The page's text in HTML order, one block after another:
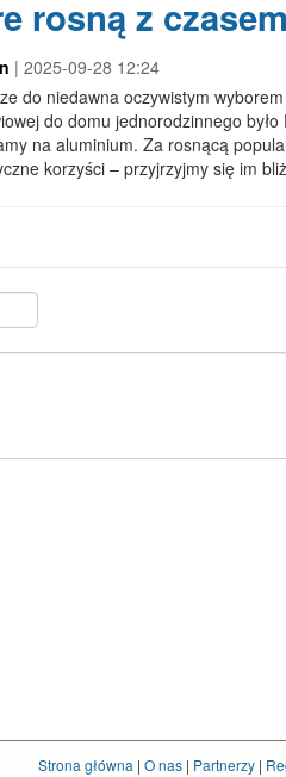
rosną z
| 2025-09-28 12:24
do niedawna oczywistym
do domu jednorodzinnego
na aluminium. Za rosnącą
korzyści – przyjrzyjmy się im
Strona główna | O nas| Partnerzy|